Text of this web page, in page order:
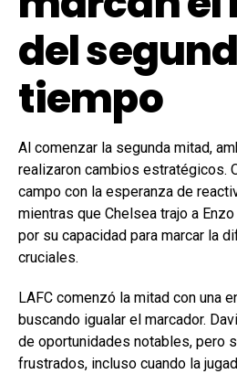
del
tiempo
Al comenzar la segunda mitad,
realizaron cambios estratégicos.
campo con la esperanza de
mientras que Chelsea trajo a
por su capacidad para marcar la
cruciales.
LAFC comenzó la mitad con una
buscando igualar el marcador.
de oportunidades notables, pero
frustrados, incluso cuando la